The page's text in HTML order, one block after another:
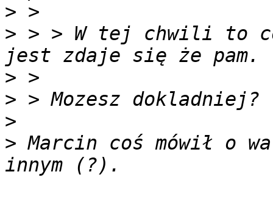
>
> > > W tej chwili to co
>
>
>
> Marcin coś mówił o